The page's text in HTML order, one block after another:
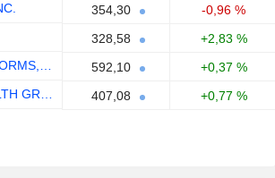
354,30
-0,96 %
328,58
+2,83 %
592,10
+0,37 %
407,08 +0,77 %